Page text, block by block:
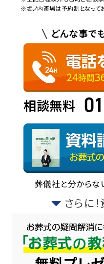
※堀ノ内斎場は予約制となってお
どんな事で
相談無料
葬儀社と分から
さらに